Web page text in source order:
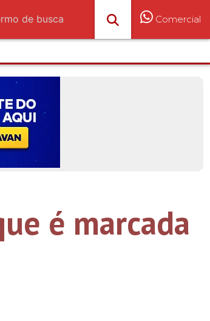
Comercial
é marcada